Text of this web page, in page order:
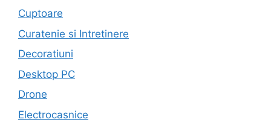
Cuptoare
Curatenie si Intretinere
Decoratiuni
Desktop PC
Drone
Electrocasnice